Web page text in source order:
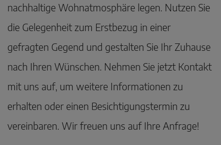
nachhaltige Wohnatmosphäre legen. Nutzen Sie
die Gelegenheit zum Erstbezug in einer
gefragten Gegend und gestalten Sie Ihr Zuhause
nach Ihren Wünschen. Nehmen Sie jetzt Kontakt
mit uns auf, um weitere Informationen zu
erhalten oder einen Besichtigungstermin zu
vereinbaren. Wir freuen uns auf Ihre Anfrage!